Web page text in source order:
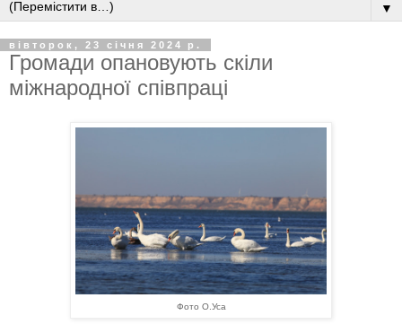
▼
вівторок, 23 січня 2024 р.
Громади опановують скіли
міжнародної співпраці
Фото О.Уса